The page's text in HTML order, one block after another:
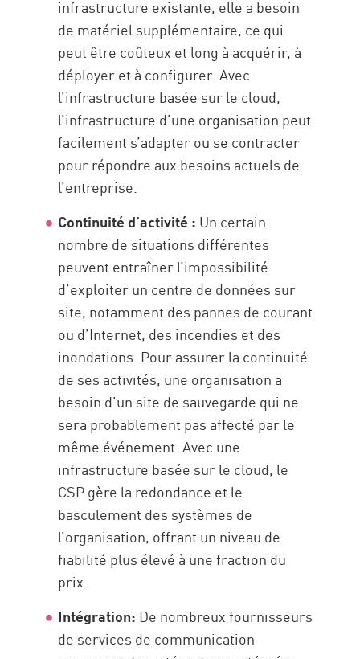
infrastructure existante, elle a besoin
de matériel supplémentaire, ce qui
peut être coûteux et long à acquérir, à
déployer et à configurer. Avec
l’infrastructure basée sur le cloud,
l’infrastructure d’une organisation peut
facilement s’adapter ou se contracter
pour répondre aux besoins actuels de
l’entreprise.
Continuité d’activité : Un certain
nombre de situations différentes
peuvent entraîner l’impossibilité
d’exploiter un centre de données sur
site, notamment des pannes de courant
ou d’Internet, des incendies et des
inondations. Pour assurer la continuité
de ses activités, une organisation a
besoin d'un site de sauvegarde qui ne
sera probablement pas affecté par le
même événement. Avec une
infrastructure basée sur le cloud, le
CSP gère la redondance et le
basculement des systèmes de
l’organisation, offrant un niveau de
fiabilité plus élevé à une fraction du
prix.
Intégration: De nombreux fournisseurs
de services de communication